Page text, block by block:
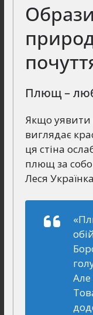
Плющ –
Якщо уявити
виглядає
ця стіна
плющ за
Леся
Але